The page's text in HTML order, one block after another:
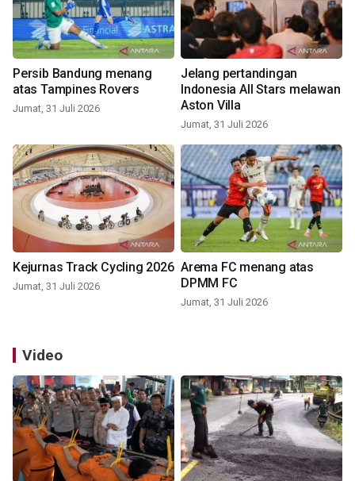
Persib Bandung menang
atas Tampines Rovers
Jumat, 31 Juli 2026
Jelang pertandingan
Indonesia All Stars melawan
Aston Villa
Jumat, 31 Juli 2026
Kejurnas Track Cycling 2026
Jumat, 31 Juli 2026
Arema FC menang atas
DPMM FC
Jumat, 31 Juli 2026
Video